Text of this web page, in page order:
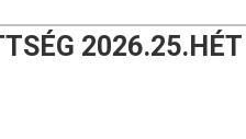
2026.25.HÉT